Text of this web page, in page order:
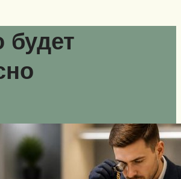
будет